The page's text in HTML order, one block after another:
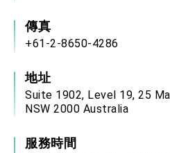
傳真
+61-2-8650-4286
地址
Suite 1902, Level 19, 25
NSW 2000 Australia
服務時間